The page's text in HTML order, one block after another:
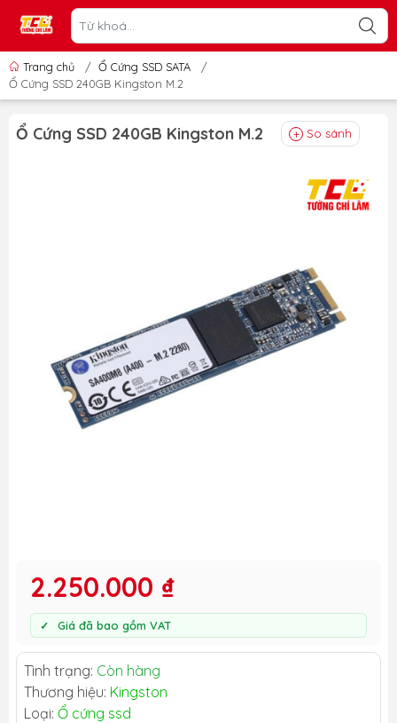
Trang chủ / Ổ Cứng SSD SATA
/
Ổ Cứng SSD 240GB Kingston M.2
Ổ Cứng SSD 240GB Kingston M.2 So sánh
2.250.000 ₫
Giá đã bao gồm VAT
Tình trạng: Còn hàng
Thương hiệu: Kingston
Loại: Ổ cứng ssd